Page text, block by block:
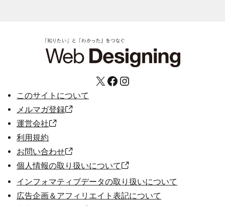
X Facebook Instagram
このサイトについて
メルマガ登録
運営会社
利用規約
お問い合わせ
個人情報の取り扱いについて
インフォマティブデータの取り扱いについて
広告企画＆アフィリエイト表記について